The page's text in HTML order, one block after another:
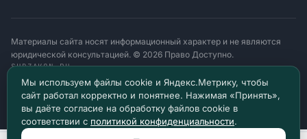
Материалы сайта носят информационный характер и не являются
юридической консультацией. © 2026 Право Доступно.
SUDZAKON.RU
Оператор персональных данных: ООО «ЯЛАНЖИ И ПАРТНЕРЫ»
ИНН 9717182760 · ОГРН 1257700370641
129085, г. Москва, проезд Ольминского, д. 4, помещ. 8н
Мы используем файлы cookie и Яндекс.Метрику, чтобы
сайт работал корректно и понятнее. Нажимая «Принять»,
вы даёте согласие на обработку файлов cookie в
соответствии с политикой конфиденциальности.